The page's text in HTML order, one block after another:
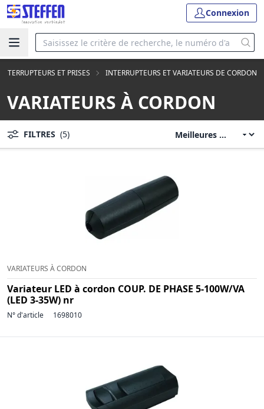
Connexion
INTERRUPTEURS ET PRISES INTERRUPTEURS ET VARIATEURS DE CORDON
VARIATEURS À CORDON
FILTRES (5)
VARIATEURS À CORDON
Variateur LED à cordon COUP. DE PHASE 5-100W/VA
(LED 3-35W) nr
N° d'article 1698010